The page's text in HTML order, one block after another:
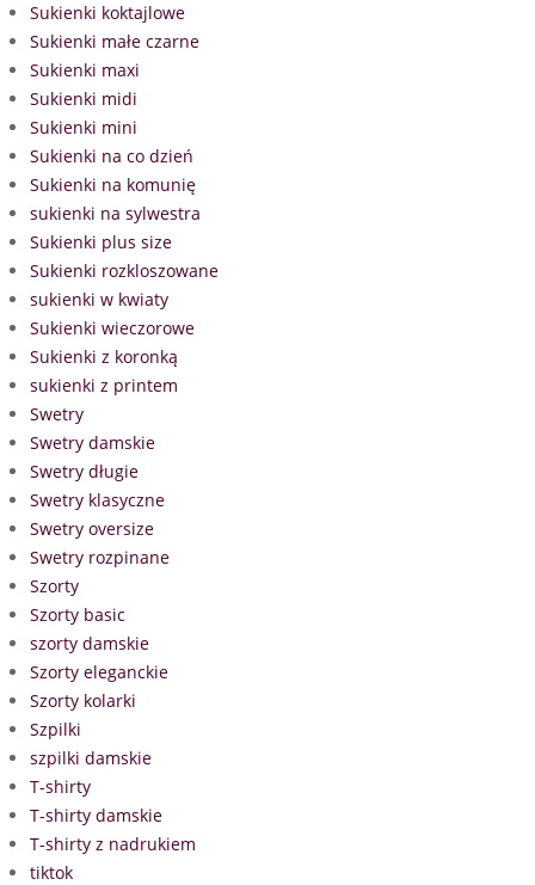
Sukienki koktajlowe
Sukienki małe czarne
Sukienki maxi
Sukienki midi
Sukienki mini
Sukienki na co dzień
Sukienki na komunię
sukienki na sylwestra
Sukienki plus size
Sukienki rozkloszowane
sukienki w kwiaty
Sukienki wieczorowe
Sukienki z koronką
sukienki z printem
Swetry
Swetry damskie
Swetry długie
Swetry klasyczne
Swetry oversize
Swetry rozpinane
Szorty
Szorty basic
szorty damskie
Szorty eleganckie
Szorty kolarki
Szpilki
szpilki damskie
T-shirty
T-shirty damskie
T-shirty z nadrukiem
tiktok